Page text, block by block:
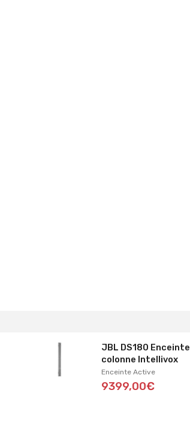
JBL DS180 Enceinte
colonne Intellivox
Enceinte Active
9399,00€